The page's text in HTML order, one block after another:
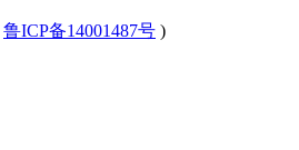
鲁ICP备14001487号 )